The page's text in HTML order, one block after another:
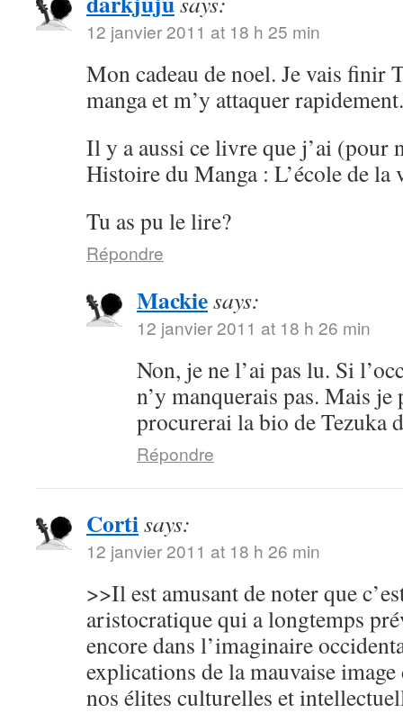
12 janvier 2011 at 18 h 25 min
Mon cadeau de noel. Je vais finir
manga et m’y attaquer rapidement.
Il y a aussi ce livre que j’ai (pour
Histoire du Manga : L’école de la
Tu as pu le lire?
Répondre
Mackiesays:
12 janvier 2011 at 18 h 26 min
Non, je ne l’ai pas lu. Si
n’y manquerais pas. Mais je
procurerai la bio de Tezuka
Répondre
Cortisays:
12 janvier 2011 at 18 h 26 min
>>Il est amusant de noter que
aristocratique qui a longtemps
encore dans l’imaginaire
explications de la mauvaise image
nos élites culturelles et